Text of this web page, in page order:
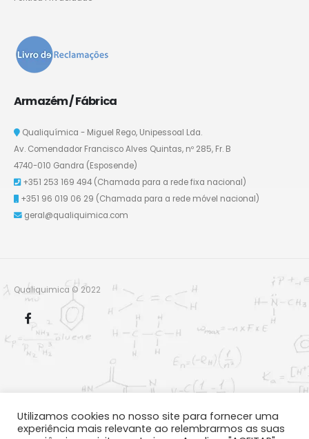
Armazém / Fábrica
Qualiquímica - Miguel Rego, Unipessoal Lda.
Av. Comendador Francisco Alves Quintas, nº 285, Fr. B
4740-010 Gandra (Esposende)
+351 253 169 494 (Chamada para a rede fixa nacional)
+351 96 019 06 29 (Chamada para a rede móvel nacional)
geral@qualiquimica.com
Qualiquimica © 2022
Utilizamos cookies no nosso site para fornecer uma
experiência mais relevante ao relembrarmos as suas